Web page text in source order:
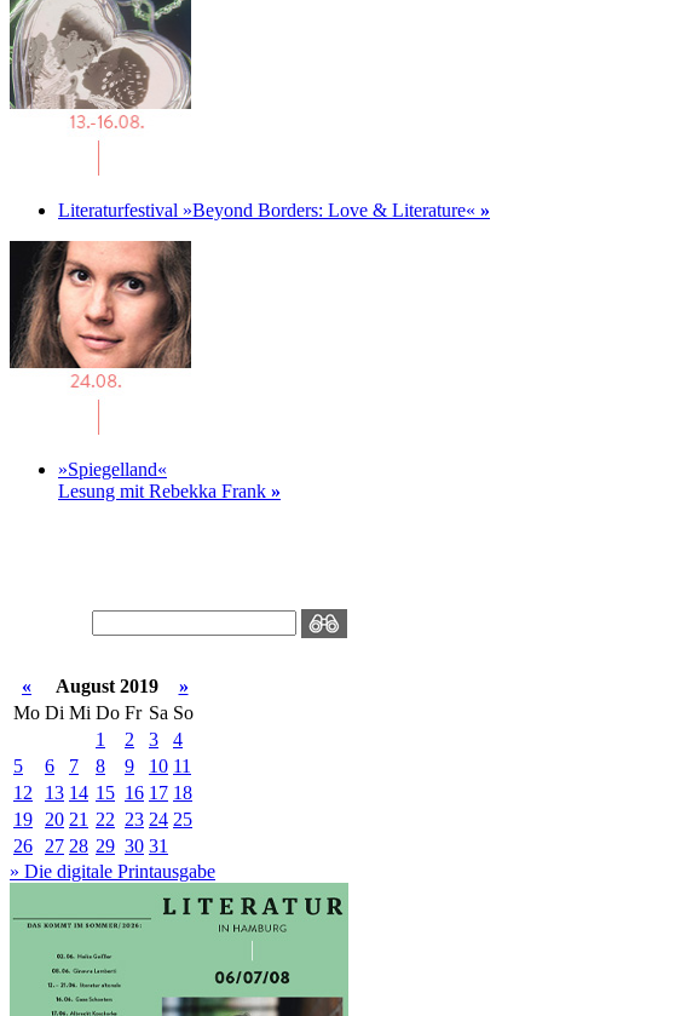
Literaturfestival »Beyond Borders: Love & Literature« »
»Spiegelland«
Lesung mit Rebekka Frank »
« August 2019
»
Mo Di Mi Do Fr Sa So
1
2 3
4
5
6 7 8 9 10 11
12
13 14 15 16 17 18
19
20 21 22 23 24 25
26
27 28 29 30 31
» Die digitale Printausgabe